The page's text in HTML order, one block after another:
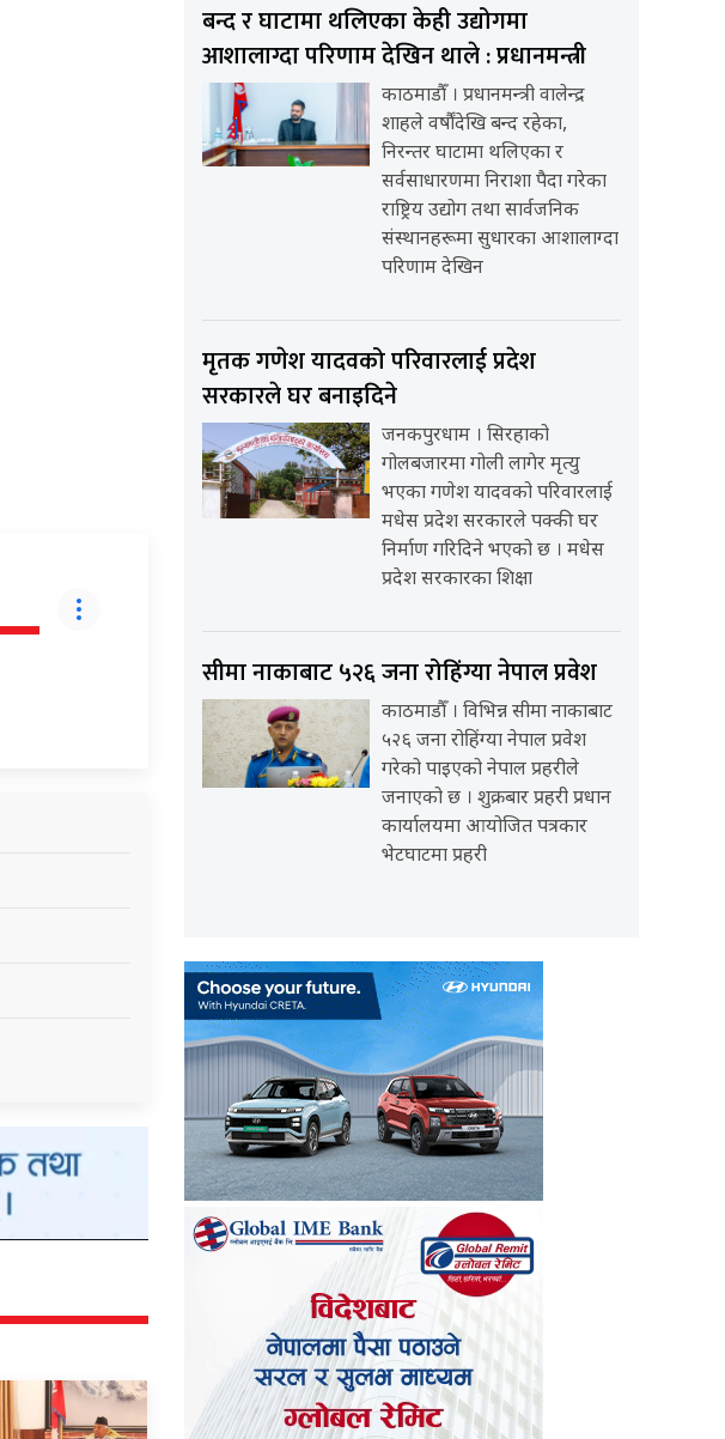
बन्द र घाटामा थलिएका केही उद्योगमा
आशालाग्दा परिणाम देखिन थाले : प्रधानमन्त्री
काठमाडौँ । प्रधानमन्त्री वालेन्द्र
शाहले वर्षौंदेखि बन्द रहेका,
निरन्तर घाटामा थलिएका र
सर्वसाधारणमा निराशा पैदा गरेका
राष्ट्रिय उद्योग तथा सार्वजनिक
संस्थानहरूमा सुधारका आशालाग्दा
परिणाम देखिन
मृतक गणेश यादवको परिवारलाई प्रदेश
सरकारले घर बनाइदिने
जनकपुरधाम । सिरहाको
गोलबजारमा गोली लागेर मृत्यु
भएका गणेश यादवको परिवारलाई
मधेस प्रदेश सरकारले पक्की घर
निर्माण गरिदिने भएको छ । मधेस
प्रदेश सरकारका शिक्षा
सीमा नाकाबाट ५२६ जना रोहिंग्या नेपाल प्रवेश
काठमाडौँ । विभिन्न सीमा नाकाबाट
५२६ जना रोहिंग्या नेपाल प्रवेश
गरेको पाइएको नेपाल प्रहरीले
जनाएको छ । शुक्रबार प्रहरी प्रधान
कार्यालयमा आयोजित पत्रकार
भेटघाटमा प्रहरी